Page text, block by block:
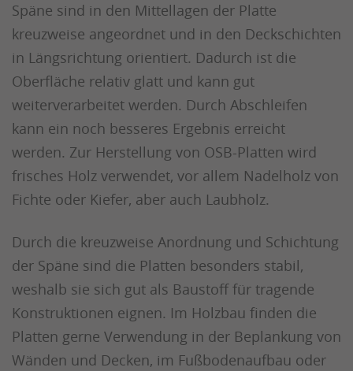
Späne sind in den Mittellagen der Platte
kreuzweise angeordnet und in den Deckschichten
in Längsrichtung orientiert. Dadurch ist die
Oberfläche relativ glatt und kann gut
weiterverarbeitet werden. Durch Abschleifen
kann ein noch besseres Ergebnis erreicht
werden. Zur Herstellung von OSB-Platten wird
frisches Holz verwendet, vor allem Nadelholz von
Fichte oder Kiefer, aber auch Laubholz.
Durch die kreuzweise Anordnung und Schichtung
der Späne sind die Platten besonders stabil,
weshalb sie sich gut als Baustoff für tragende
Konstruktionen eignen. Im Holzbau finden die
Platten gerne Verwendung in der Beplankung von
Wänden und Decken, im Fußbodenaufbau oder